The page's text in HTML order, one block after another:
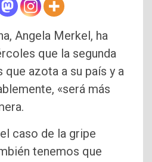
Angela Merkel, ha
que la segunda
azota a su país y a
«será más
caso de la gripe
tenemos que